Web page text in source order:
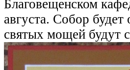
Благовещенском
августа. Собор
святых мощей будут